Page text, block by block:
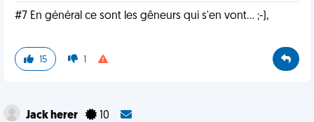
#7 En général ce sont les gêneurs qui s'en vont... ;-),
15 1
Jack herer 10